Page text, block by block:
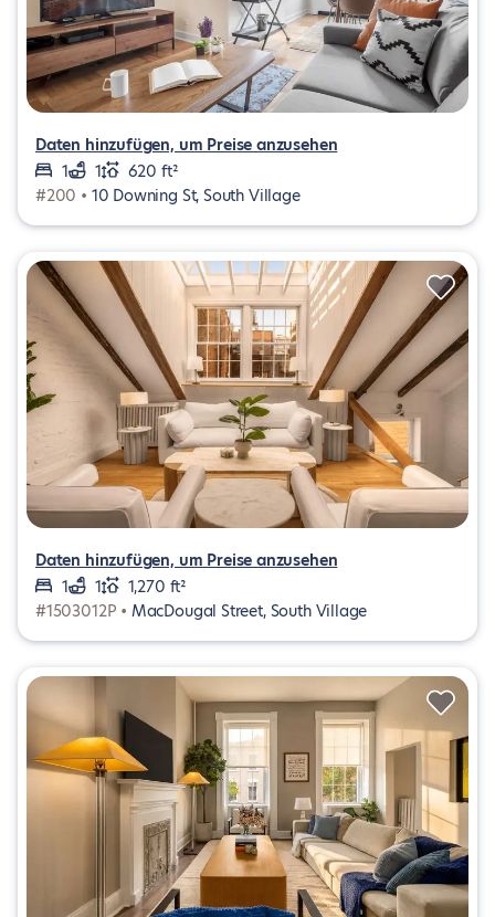
Daten hinzufügen, um Preise anzusehen
1
1
620 ft²
#200 • 10 Downing St, South Village
Daten hinzufügen, um Preise anzusehen
1
1
1,270 ft²
#1503012P • MacDougal Street, South Village